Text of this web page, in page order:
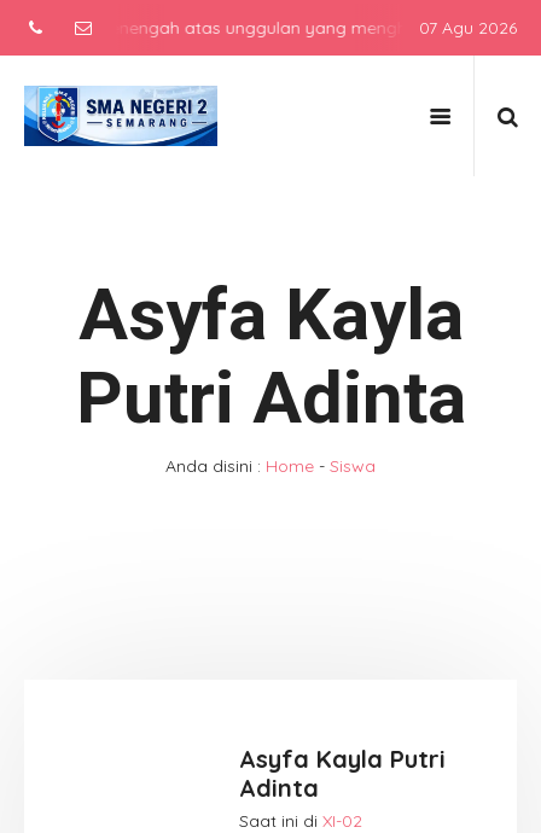
sekolah menengah atas unggulan yang menghasilkan lulusan
07 Agu 2026
Asyfa Kayla
Putri Adinta
Anda disini : Home - Siswa
Asyfa Kayla Putri
Adinta
Saat ini diXI-02